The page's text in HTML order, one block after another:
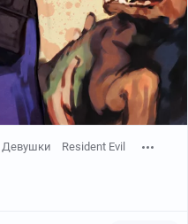
Девушки Resident Evil